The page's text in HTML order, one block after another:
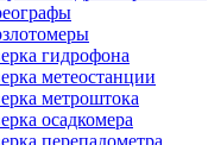
гидрофона
метеостанции
метроштока
осадкомера
перепадометра